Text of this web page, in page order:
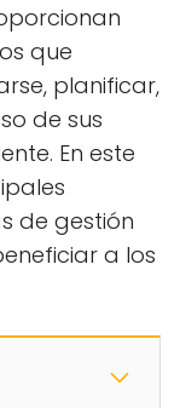
que
planificar,
de sus
En este
de gestión
a los